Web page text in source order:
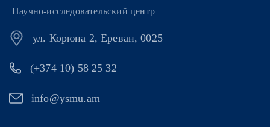
Научно-исследовательский центр
ул. Корюна 2, Ереван, 0025
(+374 10) 58 25 32
info@ysmu.am